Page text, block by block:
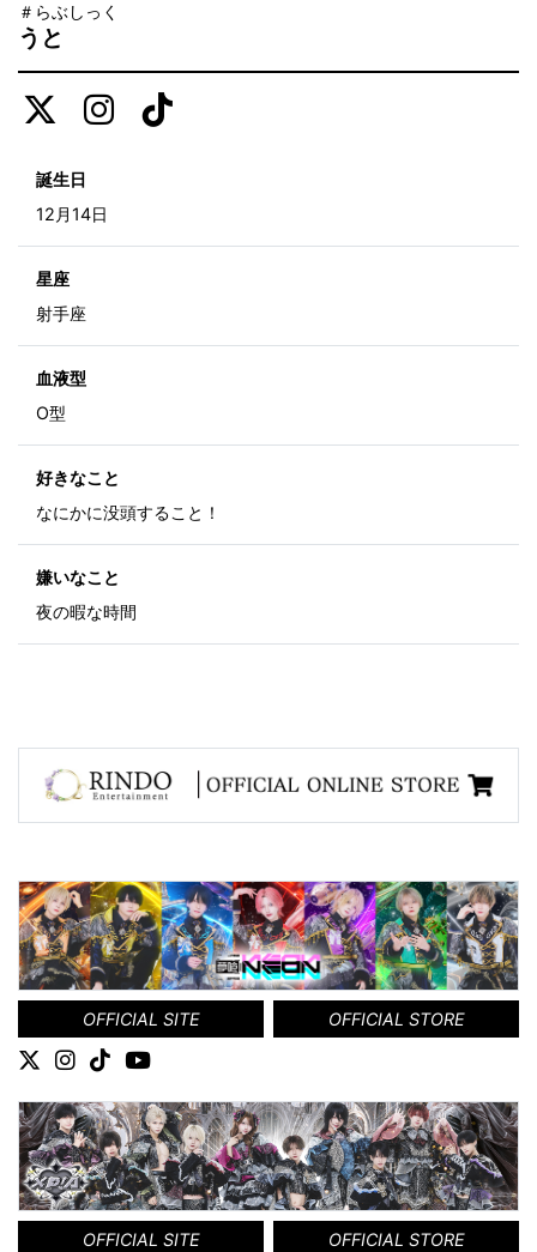
＃らぶしっく
うと
誕生日
12月14日
星座
射手座
血液型
O型
好きなこと
なにかに没頭すること！
嫌いなこと
夜の暇な時間
OFFICIAL SITE OFFICIAL STORE
OFFICIAL SITE OFFICIAL STORE